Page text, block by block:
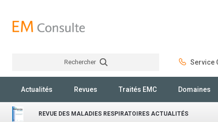
Rechercher Service
Actualités Revues Traités EMC Domaines
REVUE DES MALADIES RESPIRATOIRES ACTUALITÉS